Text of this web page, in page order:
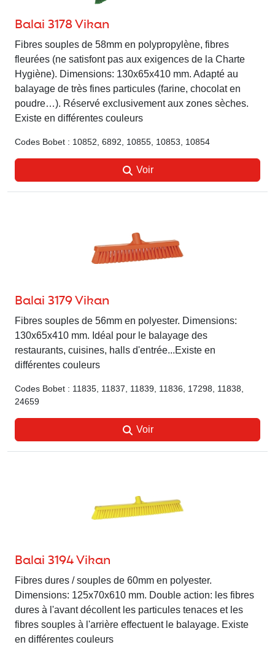
Balai 3178 Vikan
Fibres souples de 58mm en polypropylène, fibres
fleurées (ne satisfont pas aux exigences de la Charte
Hygiène). Dimensions: 130x65x410 mm. Adapté au
balayage de très fines particules (farine, chocolat en
poudre…). Réservé exclusivement aux zones sèches.
Existe en différentes couleurs
Codes Bobet : 10852, 6892, 10855, 10853, 10854
Voir
Balai 3179 Vikan
Fibres souples de 56mm en polyester. Dimensions:
130x65x410 mm. Idéal pour le balayage des
restaurants, cuisines, halls d'entrée...Existe en
différentes couleurs
Codes Bobet : 11835, 11837, 11839, 11836, 17298, 11838,
24659
Voir
Balai 3194 Vikan
Fibres dures / souples de 60mm en polyester.
Dimensions: 125x70x610 mm. Double action: les fibres
dures à l'avant décollent les particules tenaces et les
fibres souples à l'arrière effectuent le balayage. Existe
en différentes couleurs